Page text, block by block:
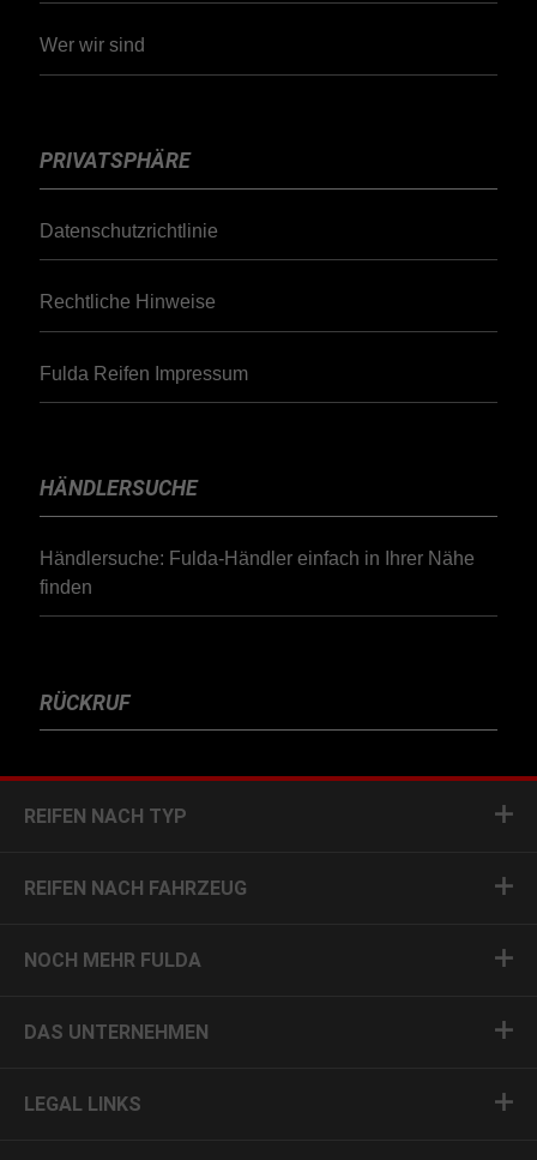
Wer wir sind
PRIVATSPHÄRE
Datenschutzrichtlinie
Rechtliche Hinweise
Fulda Reifen Impressum
HÄNDLERSUCHE
Händlersuche: Fulda-Händler einfach in Ihrer Nähe
finden
RÜCKRUF
REIFEN NACH TYP
REIFEN NACH FAHRZEUG
NOCH MEHR FULDA
DAS UNTERNEHMEN
LEGAL LINKS